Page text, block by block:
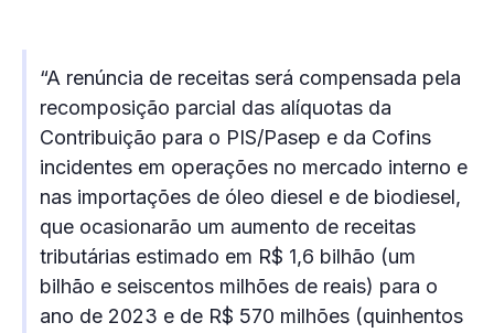
“A renúncia de receitas será compensada pela
recomposição parcial das alíquotas da
Contribuição para o PIS/Pasep e da Cofins
incidentes em operações no mercado interno e
nas importações de óleo diesel e de biodiesel,
que ocasionarão um aumento de receitas
tributárias estimado em R$ 1,6 bilhão (um
bilhão e seiscentos milhões de reais) para o
ano de 2023 e de R$ 570 milhões (quinhentos